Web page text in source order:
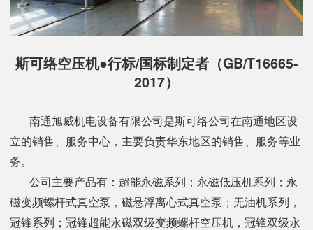
斯可络空压机●行标/国标制定者（GB/T16665-
2017）
南通旭威机电设备有限公司是斯可络公司在南通地区设
立的销售、服务中心，主要负责华东地区的销售、服务等业
务。
公司主要产品有：超能永磁系列；永磁低压机系列；永
磁变频螺杆式真空泵，磁悬浮离心式真空泵；无油机系列，
冠锋系列；冠锋超能永磁双级变频螺杆空压机，冠锋双级永